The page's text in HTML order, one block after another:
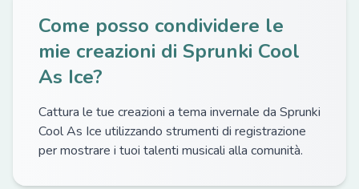
Come posso condividere le
mie creazioni di Sprunki Cool
As Ice?
Cattura le tue creazioni a tema invernale da Sprunki
Cool As Ice utilizzando strumenti di registrazione
per mostrare i tuoi talenti musicali alla comunità.